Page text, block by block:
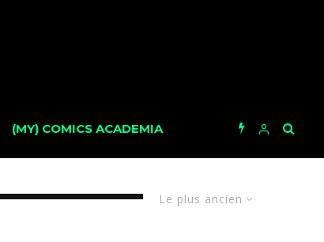
(MY) COMICS ACADEMIA
Le plus ancien